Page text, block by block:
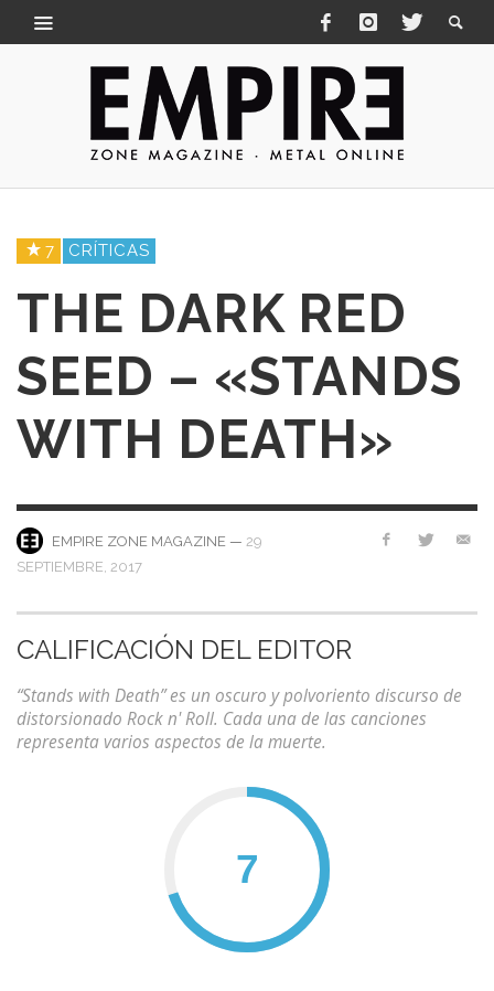
7 CRÍTICAS
THE DARK RED
SEED – «STANDS
WITH DEATH»
EMPIRE ZONE MAGAZINE — 29
SEPTIEMBRE, 2017
CALIFICACIÓN DEL EDITOR
“Stands with Death” es un oscuro y polvoriento discurso de
distorsionado Rock n' Roll. Cada una de las canciones
representa varios aspectos de la muerte.